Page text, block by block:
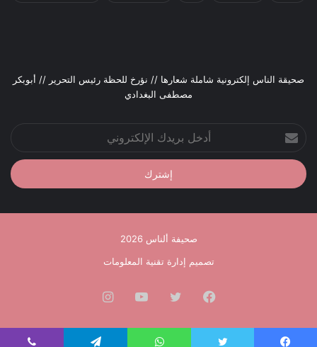
صحيقة الناس إلكترونية شاملة شعارها // نؤرخ للحظة رئيس التحرير // أبوبكر
مصطفى البغدادي
بريدك
الإلكتروني
صحيفة ألناس 2026
تصميم إدارة تقنية المعلومات
فيسبوك تويتر يوتيوب